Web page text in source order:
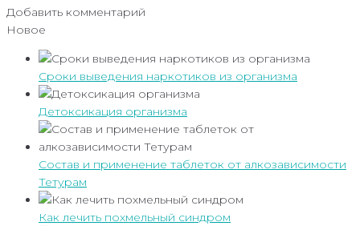
Добавить комментарий
Новое
Сроки выведения наркотиков из организма
Детоксикация организма
Состав и применение таблеток от алкозависимости
Тетурам
Как лечить похмельный синдром